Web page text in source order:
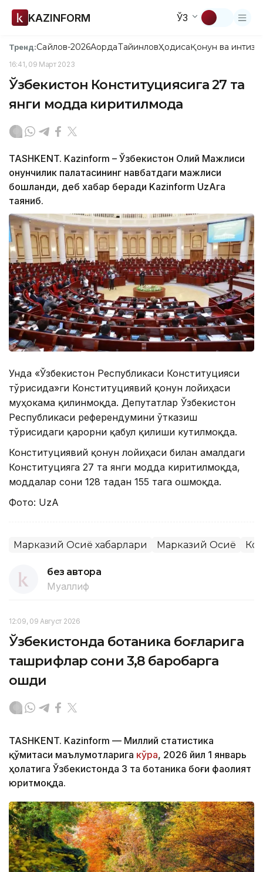
KAZINFORM ЎЗ
Тренд:Сайлов-2026АқордаТайинловҲодисаҚонун ва
16:41, 09 Март 2023
Ўзбекистон Конституциясига 27 та
янги модда киритилмоқда
TASHKENT. Kazinform – Ўзбекистон Олий Мажлиси
Қонунчилик палатасининг навбатдаги мажлиси
бошланди, деб хабар беради Kazinform UzAга
таяниб.
Унда «Ўзбекистон Республикаси Конституцияси
тўғрисида»ги Конституциявий қонун лойиҳаси
муҳокама қилинмоқда. Депутатлар Ўзбекистон
Республикаси референдумини ўтказиш
тўғрисидаги қарорни қабул қилиши кутилмоқда.
Конституциявий қонун лойиҳаси билан амалдаги
Конституцияга 27 та янги модда киритилмоқда,
моддалар сони 128 тадан 155 тага ошмоқда.
Фото: UzA
Марказий Осиё хабарлари Марказий Осиё
без автора
Муаллиф
12:09, 09 Август 2026
Ўзбекистонда ботаника боғларига
ташрифлар сони 3,8 баробарга
ошди
TASHKENT. Kazinform — Миллий статистика
қўмитаси маълумотларига кўра, 2026 йил 1 январь
ҳолатига Ўзбекистонда 3 та ботаника боғи фаолият
юритмоқда.